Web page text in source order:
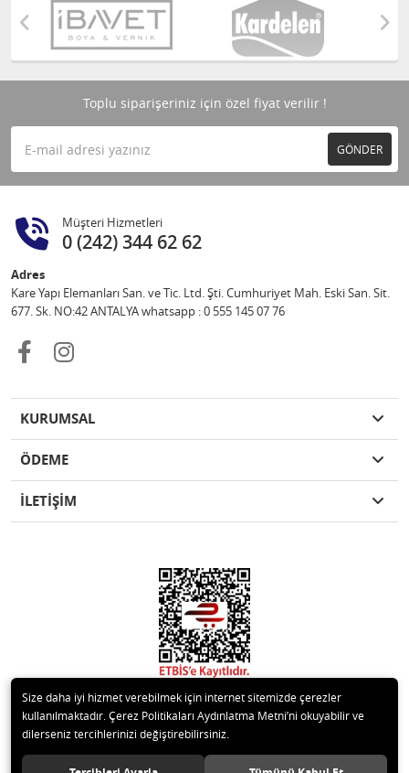
Toplu siparişeriniz için özel fiyat verilir !
GÖNDER
Müşteri Hizmetleri
0 (242) 344 62 62
Adres
Kare Yapı Elemanları San. ve Tic. Ltd. Şti. Cumhuriyet Mah. Eski San. Sit.
677. Sk. NO:42 ANTALYA whatsapp : 0 555 145 07 76
KURUMSAL
ÖDEME
İLETİŞİM
© 2020 Kare Yapı Elemanları San. Tic. Ltd.Şti. Tüm hakları saklıdır.
Size daha iyi hizmet verebilmek için internet sitemizde çerezler
kullanılmaktadır. Çerez Politikaları Aydınlatma Metni’ni okuyabilir ve
dilerseniz tercihlerinizi değiştirebilirsiniz.